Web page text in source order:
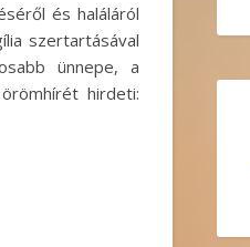
és haláláról
szertartásával
ünnepe, a
hirdeti: